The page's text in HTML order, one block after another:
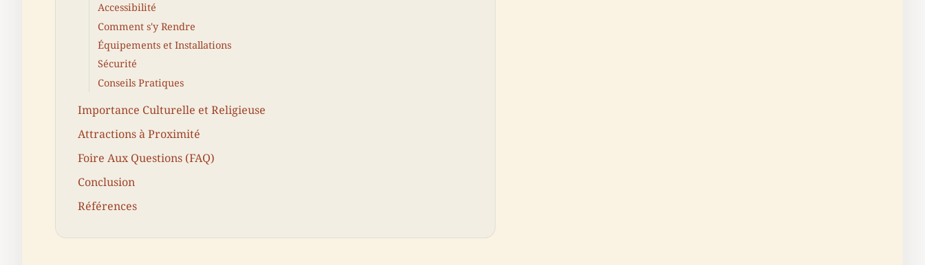
Accessibilité
Comment s'y Rendre
Équipements et Installations
Sécurité
Conseils Pratiques
Importance Culturelle et Religieuse
Attractions à Proximité
Foire Aux Questions (FAQ)
Conclusion
Références